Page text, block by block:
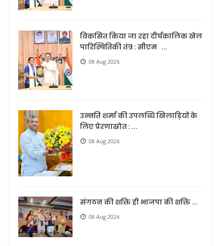
विकसित किया जा रहा दीर्घकालिक खेल
पारिस्थितिकी तंत्र : सीएम ...
08 Aug 2026
उन्नति शर्मा की उपलब्धि खिलाड़ियों के
लिए प्रेरणास्रोत : ...
08 Aug 2026
संगठन की शक्ति ही भाजपा की शक्ति ...
08 Aug 2026